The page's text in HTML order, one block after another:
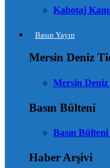
Kabotaj
Basın Yayın
Mersin Deniz
Mersin
Basın Bülteni
Basın
Haber Arşivi